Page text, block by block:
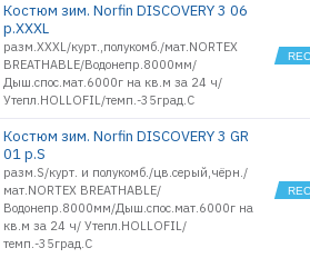
Костюм зим. Norfin DISCOVERY 3 06
р.XXXL
разм.XXXL/курт.,полукомб./мат.NORTEX
BREATHABLE/Водонепр.8000мм/
Дыш.спос.мат.6000г на кв.м за 24 ч/
Утепл.HOLLOFIL/темп.-35град.С
Костюм зим. Norfin DISCOVERY 3 GR
01 р.S
разм.S/курт. и полукомб./цв.серый,чёрн./
мат.NORTEX BREATHABLE/
Водонепр.8000мм/Дыш.спос.мат.6000г на
кв.м за 24 ч/ Утепл.HOLLOFIL/
темп.-35град.С